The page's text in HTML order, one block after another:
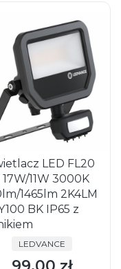
LED FL20
17W/11W 3000K
1465lm 2K4LM
BK IP65 z
PRODUCENT
LEDVANCE
Cena